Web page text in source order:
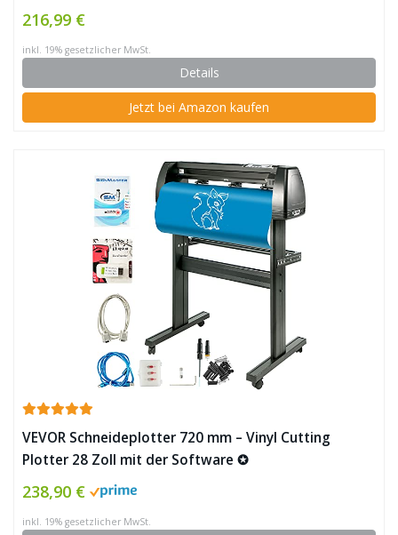
/ Timer / 30x38cm ✪
216,99 €
inkl. 19% gesetzlicher MwSt.
Details
Jetzt bei Amazon kaufen
VEVOR Schneideplotter 720 mm – Vinyl Cutting
Plotter 28 Zoll mit der Software ✪
238,90 €
inkl. 19% gesetzlicher MwSt.